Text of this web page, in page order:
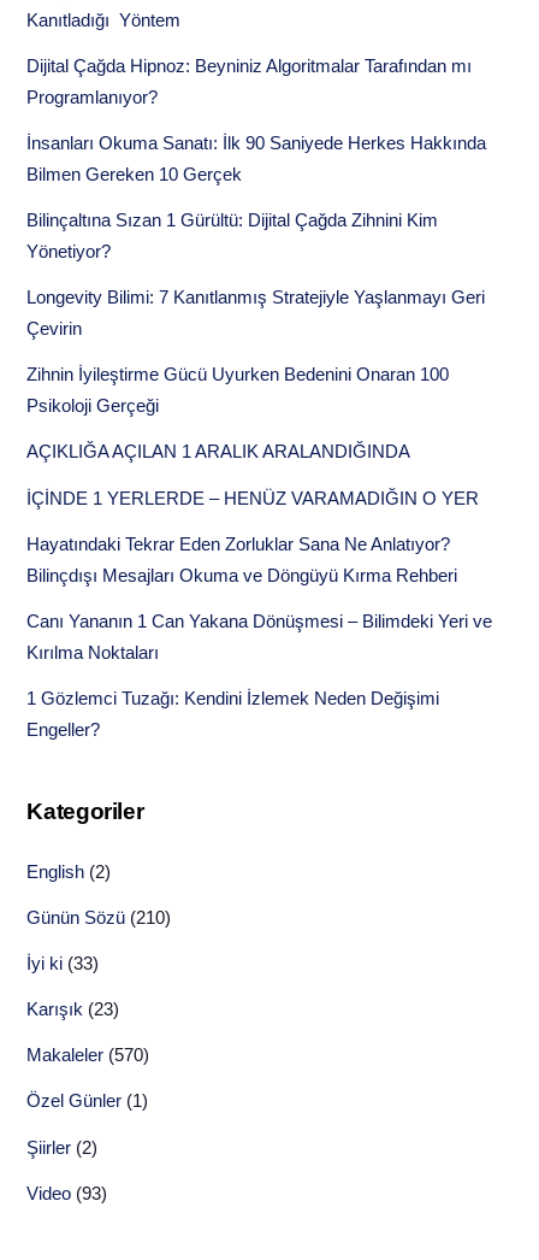
Kanıtladığı Yöntem
Dijital Çağda Hipnoz: Beyniniz Algoritmalar Tarafından mı
Programlanıyor?
İnsanları Okuma Sanatı: İlk 90 Saniyede Herkes Hakkında
Bilmen Gereken 10 Gerçek
Bilinçaltına Sızan 1 Gürültü: Dijital Çağda Zihnini Kim
Yönetiyor?
Longevity Bilimi: 7 Kanıtlanmış Stratejiyle Yaşlanmayı Geri
Çevirin
Zihnin İyileştirme Gücü Uyurken Bedenini Onaran 100
Psikoloji Gerçeği
AÇIKLIĞA AÇILAN 1 ARALIK ARALANDIĞINDA
İÇİNDE 1 YERLERDE – HENÜZ VARAMADIĞIN O YER
Hayatındaki Tekrar Eden Zorluklar Sana Ne Anlatıyor?
Bilinçdışı Mesajları Okuma ve Döngüyü Kırma Rehberi
Canı Yananın 1 Can Yakana Dönüşmesi – Bilimdeki Yeri ve
Kırılma Noktaları
1 Gözlemci Tuzağı: Kendini İzlemek Neden Değişimi
Engeller?
Kategoriler
English (2)
Günün Sözü (210)
İyi ki (33)
Karışık (23)
Makaleler (570)
Özel Günler (1)
Şiirler (2)
Video (93)